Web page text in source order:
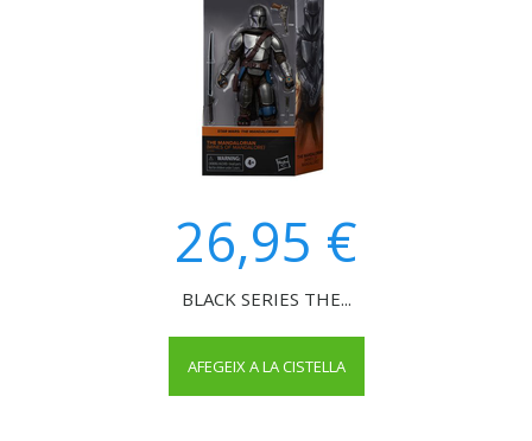
26,95 €
BLACK SERIES THE...
AFEGEIX A LA CISTELLA